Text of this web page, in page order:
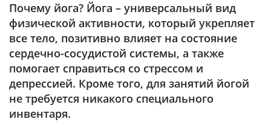
Почему йога? Йога – универсальный вид
физической активности, который укрепляет
все тело, позитивно влияет на состояние
сердечно-сосудистой системы, а также
помогает справиться со стрессом и
депрессией. Кроме того, для занятий йогой
не требуется никакого специального
инвентаря.